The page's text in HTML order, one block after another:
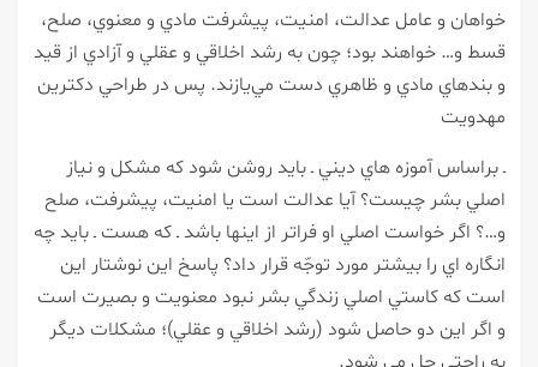
خواهان و عامل عدالت، امنيت، پيشرفت مادي و معنوي، صلح،
قسط و… خواهند بود؛ چون به رشد اخلاقي و عقلي و آزادي از قيد
و بند‌هاي مادي و ظاهري دست مي‌يازند. پس در طراحي دكترين
مهدويت
ـ براساس آموزه هاي ديني ـ بايد روشن شود كه مشكل و نياز
اصلي بشر چيست؟ آيا عدالت است يا امنيت، پيشرفت، صلح
و…؟ اگر خواست اصلي او فراتر از اينها باشد ـ كه هست ـ بايد چه
انگاره اي را بيشتر مورد توجّه قرار داد؟ پاسخ اين نوشتار اين
است كه كاستي اصلي زندگي بشر نبود معنويت و بصيرت است
و اگر اين دو حاصل شود (رشد اخلاقي و عقلي)؛ مشكلات ديگر